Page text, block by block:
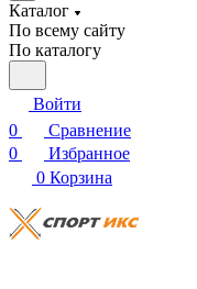
Каталог
По всему сайту
По каталогу
Войти
0
Сравнение
0
Избранное
0 Корзина